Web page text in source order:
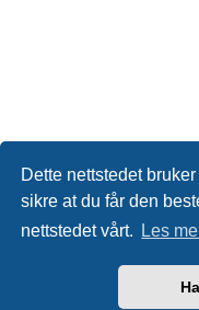
Dette nettstedet
sikre at du får den
nettstedet vårt.
Les